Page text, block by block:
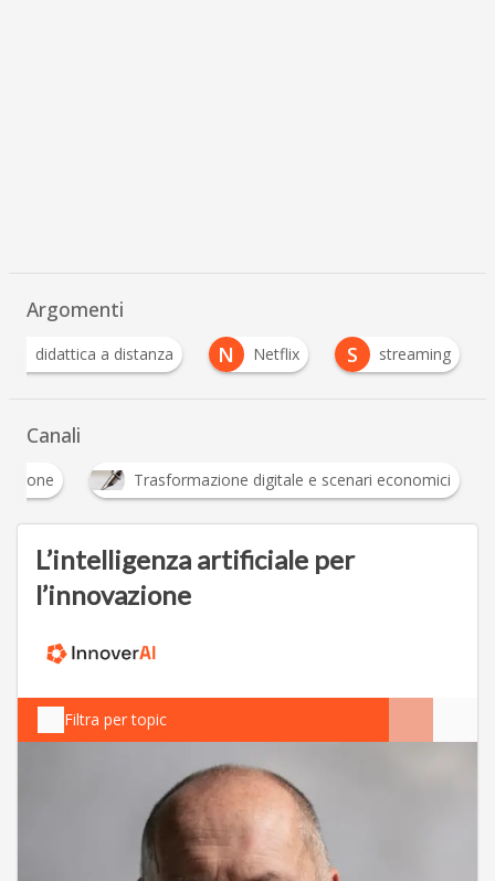
Argomenti
didattica a distanza N Netflix S streaming
Canali
Innovazione Trasformazione digitale e scenari
L’intelligenza artificiale per
l’innovazione
Filtra per topic